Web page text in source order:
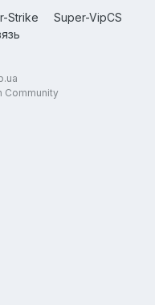
Strike
Super-VipCS
Community